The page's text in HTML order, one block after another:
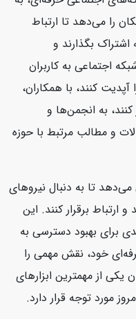
را می‌دهد تا ارتباط
بگذارند و
اجتماعی به کاربران
کنند، با همکاران،
به انجمن‌ها و
و مطالب مرتبط با حوزه
تا به دنبال نیروهای
برقرار کنند. این
برای بهبود دسترسی به
خود، نقش مهمی را
یکی از مهمترین ابزارهای
مورد توجه قرار دارد.